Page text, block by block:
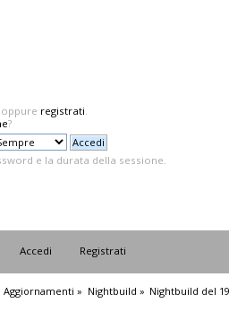
oppure registrati.
?
e la durata della sessione.
Accedi Registrati
Aggiornamenti » Nightbuild » Nightbuild del